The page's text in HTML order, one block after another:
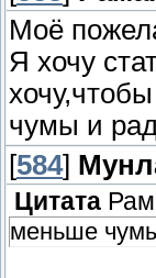
Моё
Я хочу
чумы и
[584]
Цитата
меньше